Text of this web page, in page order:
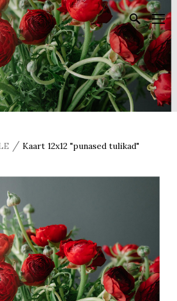
/ Kaart 12x12 "punased tulikad"